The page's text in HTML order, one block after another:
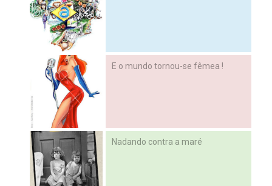
E o mundo tornou-se fêmea !
Nadando contra a maré